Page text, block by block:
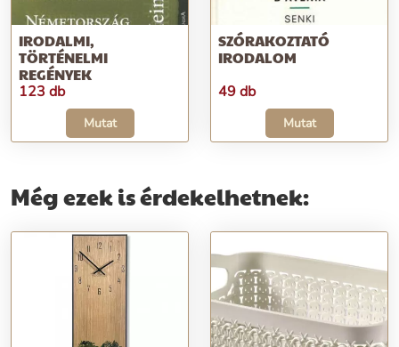
IRODALMI,
TÖRTÉNELMI
REGÉNYEK
123 db
Mutat
SZÓRAKOZTATÓ
IRODALOM
49 db
Mutat
Még ezek is érdekelhetnek: